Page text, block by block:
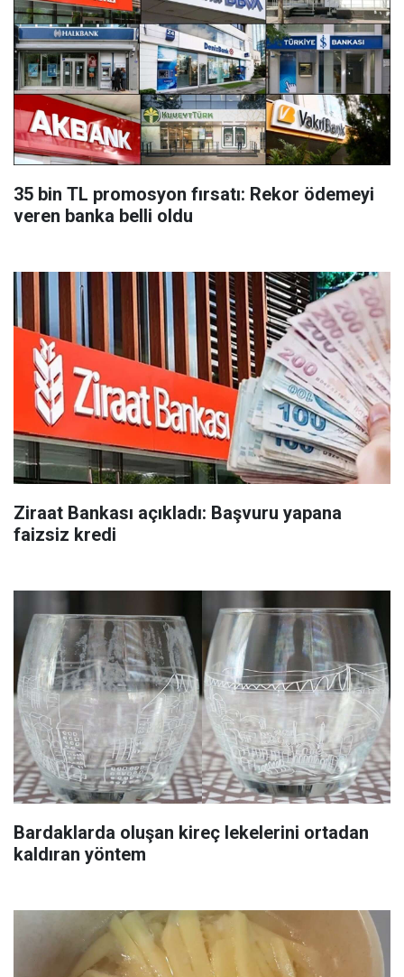
35 bin TL promosyon fırsatı: Rekor ödemeyi
veren banka belli oldu
Ziraat Bankası açıkladı: Başvuru yapana
faizsiz kredi
Bardaklarda oluşan kireç lekelerini ortadan
kaldıran yöntem